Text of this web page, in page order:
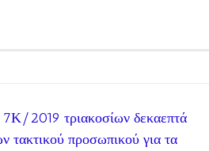
2019 τριακοσίων δεκαεπτά
τακτικού προσωπικού για τα